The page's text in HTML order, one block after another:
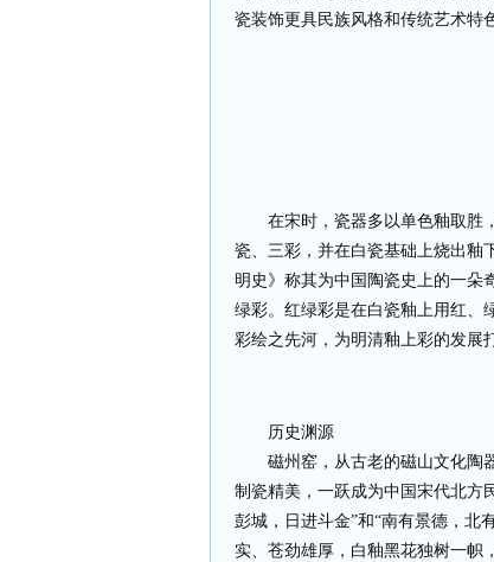
瓷装饰更具民族风格和传统艺术特
在宋时，瓷器多以单色釉取胜
瓷、三彩，并在白瓷基础上烧出釉
明史》称其为中国陶瓷史上的一朵
绿彩。红绿彩是在白瓷釉上用红、
彩绘之先河，为明清釉上彩的发展
历史渊源
磁州窑，从古老的磁山文化陶
制瓷精美，一跃成为中国宋代北方
彭城，日进斗金”和“南有景德，北
实、苍劲雄厚，白釉黑花独树一帜